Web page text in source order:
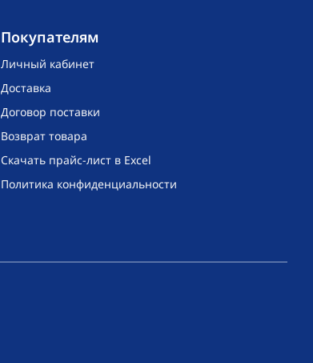
Покупателям
Личный кабинет
Доставка
Договор поставки
Возврат товара
Скачать прайс-лист в Excel
Политика конфиденциальности